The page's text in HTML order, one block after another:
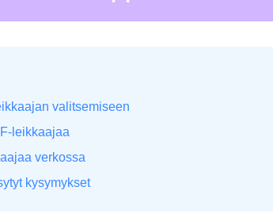
valitsemiseen
leikkaajaa
verkossa
kysymykset